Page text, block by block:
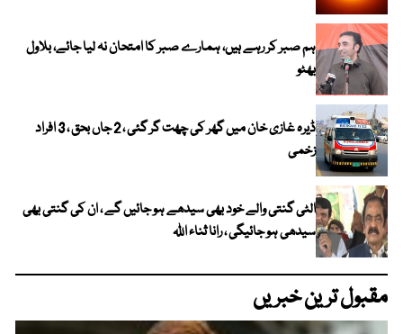
ہم صبر کر رہے ہیں، ہمارے صبر کا امتحان نہ لیا جائے، بلاول
بھٹو
ڈیرہ غازی خان میں گھر کی چھت گر گئی ، 2 جاں بحق ، 3 افراد
زخمی
الٹی گنتی والے خود بھی سیدھے ہو جائیں گے ، ان کی گنتی بھی
سیدھی ہو جائیگی ، رانا ثناء اللہ
مقبول ترین خبریں